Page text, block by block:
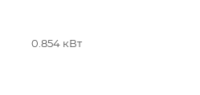
0.854 кВт